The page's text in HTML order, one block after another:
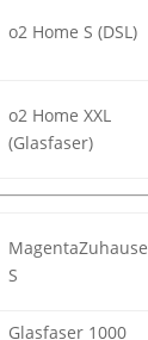
o2 Home S (DSL)
o2 Home XXL
(Glasfaser)
MagentaZuhause
S
Glasfaser 1000